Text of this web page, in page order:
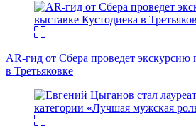
AR-гид от Сбера проведет экскурсию
в Третьяковке